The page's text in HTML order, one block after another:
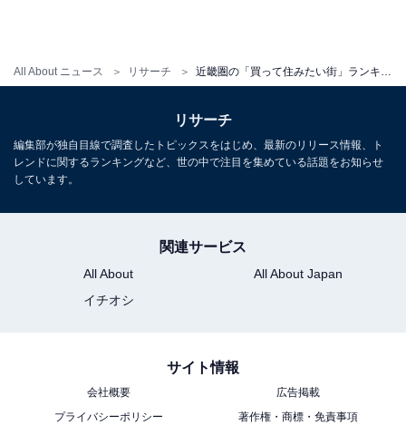
All About ニュース リサーチ
＜近畿圏版＞ 2023年 LIFULL HOME'S みんなが探した！
住みたい街ランキング
リサーチ
編集部が独自目線で調査したトピックスをはじめ、最新のリリース情報、ト
レンドに関するランキングなど、世の中で注目を集めている話題をお知らせ
しています。
関連サービス
All About
All About Japan
イチオシ
サイト情報
会社概要
広告掲載
プライバシーポリシー
著作権・商標・免責事項